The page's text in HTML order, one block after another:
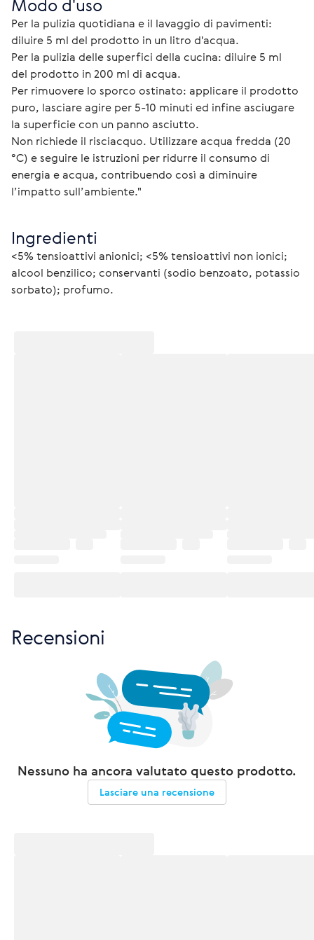
Modo d'uso
Per la pulizia quotidiana e il lavaggio di pavimenti:
diluire 5 ml del prodotto in un litro d'acqua.
Per la pulizia delle superfici della cucina: diluire 5 ml
del prodotto in 200 ml di acqua.
Per rimuovere lo sporco ostinato: applicare il prodotto
puro, lasciare agire per 5-10 minuti ed infine asciugare
la superficie con un panno asciutto.
Non richiede il risciacquo. Utilizzare acqua fredda (20
°C) e seguire le istruzioni per ridurre il consumo di
energia e acqua, contribuendo così a diminuire
l’impatto sull’ambiente."
Ingredienti
<5% tensioattivi anionici; <5% tensioattivi non ionici;
alcool benzilico; conservanti (sodio benzoato, potassio
sorbato); profumo.
Recensioni
Nessuno ha ancora valutato questo prodotto.
Lasciare una recensione